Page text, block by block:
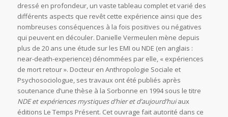
dressé en profondeur, un vaste tableau complet et varié des
différents aspects que revêt cette expérience ainsi que des
nombreuses conséquences à la fois positives ou négatives
qui peuvent en découler. Danielle Vermeulen mène depuis
plus de 20 ans une étude sur les EMI ou NDE (en anglais :
near-death-experience) dénommées par elle, « expériences
de mort retour ». Docteur en Anthropologie Sociale et
Psychosociologue, ses travaux ont été publiés après
soutenance d’une thèse à la Sorbonne en 1994 sous le titre
NDE et expériences mystiques d’hier et d’aujourd’huiaux
éditions Le Temps Présent. Cet ouvrage fait autorité dans ce